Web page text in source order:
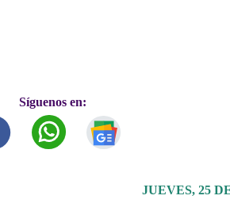
Síguenos en:
JUEVES, 25